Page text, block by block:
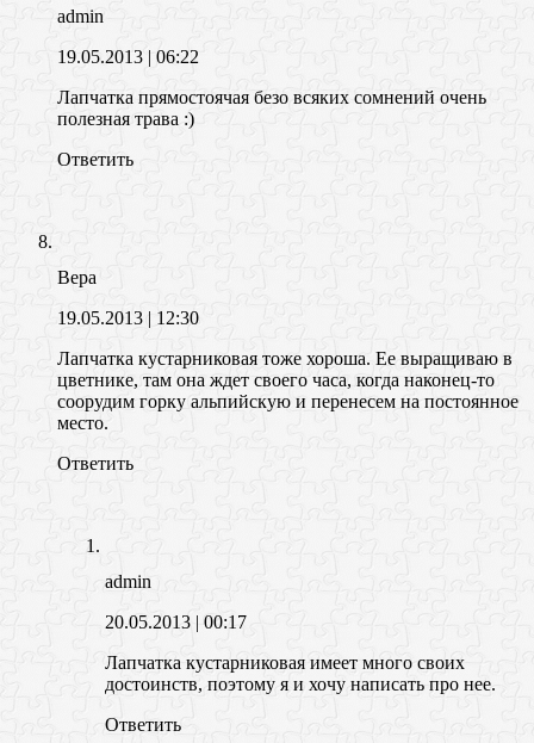
admin
19.05.2013 | 06:22
Лапчатка прямостоячая безо всяких сомнений очень
полезная трава :)
Ответить
Вера
19.05.2013 | 12:30
Лапчатка кустарниковая тоже хороша. Ее выращиваю в
цветнике, там она ждет своего часа, когда наконец-то
соорудим горку альпийскую и перенесем на постоянное
место.
Ответить
admin
20.05.2013 | 00:17
Лапчатка кустарниковая имеет много своих
достоинств, поэтому я и хочу написать про нее.
Ответить